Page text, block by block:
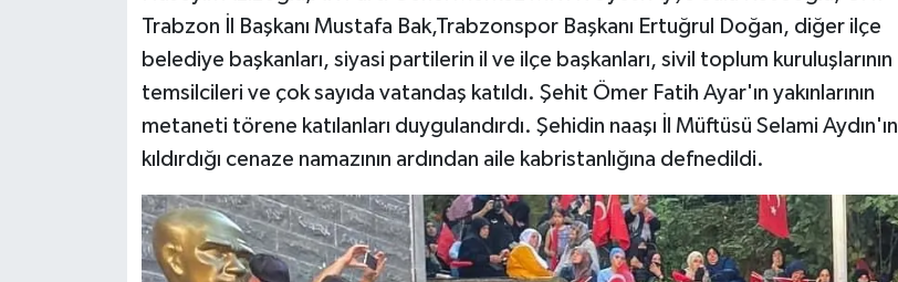
Trabzon İl Başkanı Mustafa Bak,Trabzonspor Başkanı Ertuğrul Doğan, diğer ilçe
belediye başkanları, siyasi partilerin il ve ilçe başkanları, sivil toplum kuruluşlarının
temsilcileri ve çok sayıda vatandaş katıldı. Şehit Ömer Fatih Ayar'ın yakınlarının
metaneti törene katılanları duygulandırdı. Şehidin naaşı İl Müftüsü Selami Aydın'ın
kıldırdığı cenaze namazının ardından aile kabristanlığına defnedildi.